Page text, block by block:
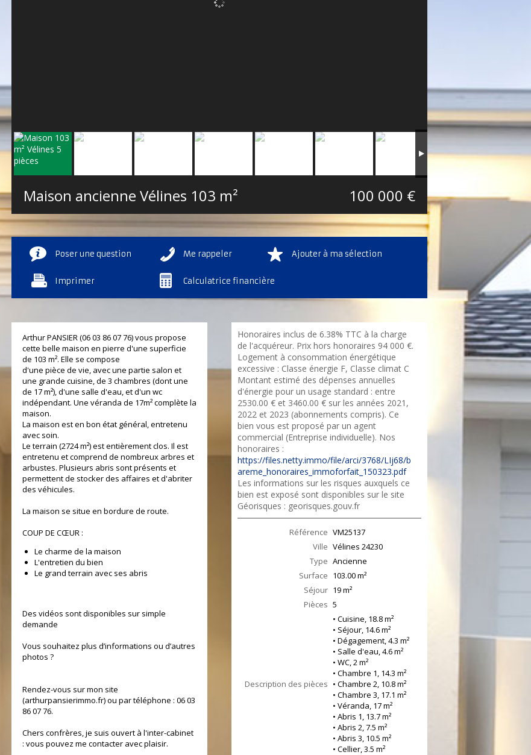
Maison ancienne Vélines 103 m² 100 000 €
Poser une question Me rappeler Ajouter à ma sélection
Imprimer Calculatrice financière
Arthur PANSIER (06 03 86 07 76) vous propose
cette belle maison en pierre d'une superficie
de 103 m². Elle se compose
d'une pièce de vie, avec une partie salon et
une grande cuisine, de 3 chambres (dont une
de 17 m²), d'une salle d'eau, et d'un wc
indépendant. Une véranda de 17m² complète la
maison.
La maison est en bon état général, entretenu
avec soin.
Le terrain (2724 m²) est entièrement clos. Il est
entretenu et comprend de nombreux arbres et
arbustes. Plusieurs abris sont présents et
permettent de stocker des affaires et d'abriter
des véhicules.
La maison se situe en bordure de route.
COUP DE CŒUR :
Le charme de la maison
L'entretien du bien
Le grand terrain avec ses abris
Des vidéos sont disponibles sur simple
demande
Vous souhaitez plus d’informations ou d’autres
photos ?
Rendez-vous sur mon site
(arthurpansierimmo.fr) ou par téléphone : 06 03
86 07 76.
Chers confrères, je suis ouvert à l'inter-cabinet
: vous pouvez me contacter avec plaisir.
Honoraires inclus de 6.38% TTC à la charge
de l'acquéreur. Prix hors honoraires 94 000 €.
Logement à consommation énergétique
excessive : Classe énergie F, Classe climat C
Montant estimé des dépenses annuelles
d'énergie pour un usage standard : entre
2530.00 € et 3460.00 € sur les années 2021,
2022 et 2023 (abonnements compris). Ce
bien vous est proposé par un agent
commercial (Entreprise individuelle). Nos
honoraires :
https://files.netty.immo/file/arci/3768/LIj68/b
areme_honoraires_immoforfait_150323.pdf
Les informations sur les risques auxquels ce
bien est exposé sont disponibles sur le site
Géorisques : georisques.gouv.fr
Référence VM25137
Ville Vélines 24230
Type Ancienne
Surface 103.00m²
Séjour 19m²
Pièces 5
Description des pièces
• Cuisine, 18.8 m²
• Séjour, 14.6 m²
• Dégagement, 4.3 m²
• Salle d'eau, 4.6 m²
• WC, 2 m²
• Chambre 1, 14.3 m²
• Chambre 2, 10.8 m²
• Chambre 3, 17.1 m²
• Véranda, 17 m²
• Abris 1, 13.7 m²
• Abris 2, 7.5 m²
• Abris 3, 10.5 m²
• Cellier, 3.5 m²